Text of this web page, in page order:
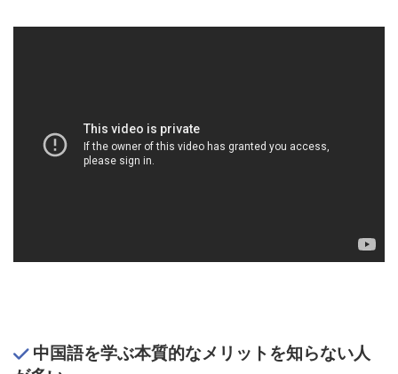
中国語を学ぶ本質的なメリット を知らない人